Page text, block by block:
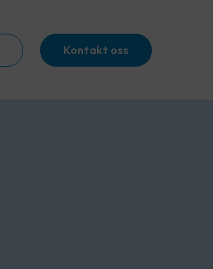
Kontakt oss